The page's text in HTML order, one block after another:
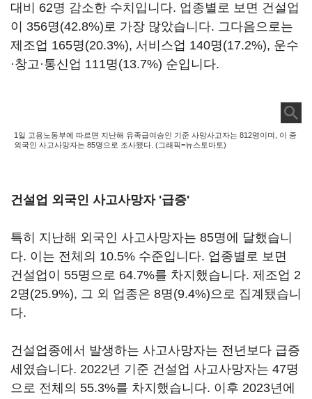
대비 62명 감소한 수치입니다. 업종별로 보면 건설업
이 356명(42.8%)로 가장 많았습니다. 그다음으로는
제조업 165명(20.3%), 서비스업 140명(17.2%), 운수
·창고·통신업 111명(13.7%) 순입니다.
1일 고용노동부에 따르면 지난해 유족급여승인 기준 사망사고자는 812명이며, 이 중
외국인 사고사망자는 85명으로 조사됐다. (그래픽=뉴스토마토)
건설업 외국인 사고사망자 '급증'
특히 지난해 외국인 사고사망자는 85명에 달했습니
다. 이는 전체의 10.5% 수준입니다. 업종별로 보면
건설업이 55명으로 64.7%를 차지했습니다. 제조업 2
2명(25.9%), 그 외 업종은 8명(9.4%)으로 집계됐습니
다.
건설업종에서 발생하는 사고사망자는 전년보다 급증
세였습니다. 2022년 기준 건설업 사고사망자는 47명
으로 전체의 55.3%를 차지했습니다. 이후 2023년에